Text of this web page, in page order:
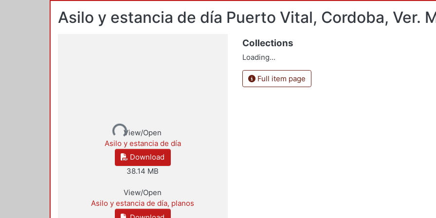
Asilo y estancia de día Puerto Vital, Cordoba, Ver.
Loading...View/Open
Asilo y estancia de día
Download
38.14 MB
View/Open
Asilo y estancia de día, planos
Collections
Loading...
Full item page